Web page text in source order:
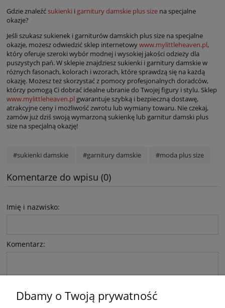
Gdzie znaleźćsukienki i garnitury damskie plus size na specjalne
okazje?
Jeśli szukasz sukienek i garniturów damskich plus size na specjalne
okazje, możesz odwiedzić sklep internetowywww.mylittleheaven.pl,
który oferuje szeroki wybór modnej i wysokiej jakości odzieży dla
puszystych pań. W sklepie znajdziesz sukienki i garnitury damskie w
różnych fasonach, kolorach i wzorach, które sprawdzą się na każdą
okazję. Możesz też skorzystać z pomocy profesjonalnych doradców,
którzy pomogą Ci dobrać idealne ubranie do Twojej figury i stylu. Sklep
www.mylittleheaven.pl gwarantuje szybką i bezpieczną dostawę,
atrakcyjne ceny i możliwość zwrotu lub wymiany towaru. Nie czekaj,
zamów już dziś swoją wymarzoną sukienkę lub garnitur damski plus
size na specjalną okazję!
#sukienki damskie #garnitury damskie #moda plus size
Komentarze do wpisu (0)
Imię i nazwisko:
Komentarz:
Dbamy o Twoją prywatność